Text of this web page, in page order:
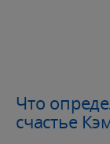
Что
счастье